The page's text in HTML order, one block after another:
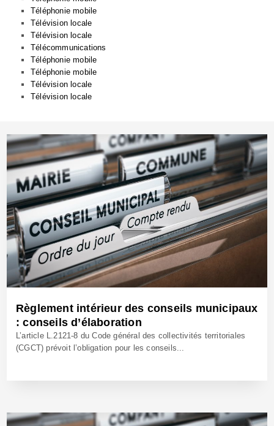
Téléphonie mobile
Télévision locale
Télévision locale
Télécommunications
Téléphonie mobile
Téléphonie mobile
Télévision locale
Télévision locale
Règlement intérieur des conseils municipaux
: conseils d’élaboration
L’article L.2121-8 du Code général des collectivités territoriales
(CGCT) prévoit l’obligation pour les conseils...